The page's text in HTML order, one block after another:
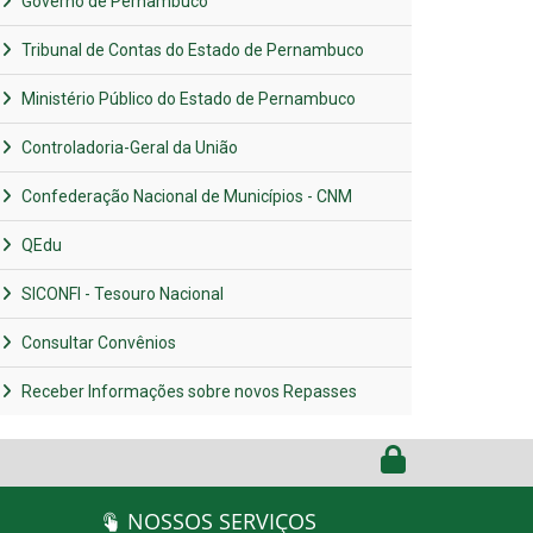
Tribunal de Contas do Estado de Pernambuco
Ministério Público do Estado de Pernambuco
Controladoria-Geral da União
Confederação Nacional de Municípios - CNM
QEdu
SICONFI - Tesouro Nacional
Consultar Convênios
Receber Informações sobre novos Repasses
NOSSOS SERVIÇOS